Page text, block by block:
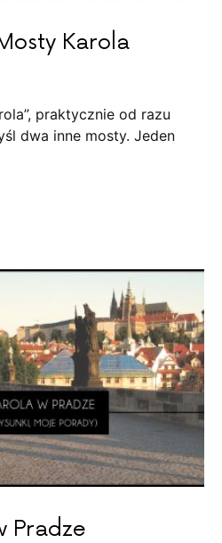
Karola
praktycznie od razu
dwa inne mosty. Jeden
Pradze